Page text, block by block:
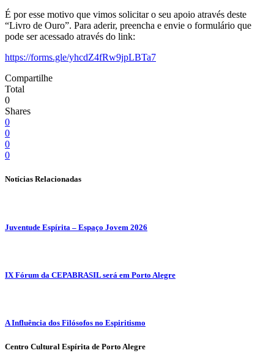
É por esse motivo que vimos solicitar o seu apoio através deste
“Livro de Ouro”. Para aderir, preencha e envie o formulário que
pode ser acessado através do link:
https://forms.gle/yhcdZ4fRw9jpLBTa7
Compartilhe
Total
0
Shares
0
0
0
0
Notícias Relacionadas
Juventude Espírita – Espaço Jovem 2026
IX Fórum da CEPABRASIL será em Porto Alegre
A Influência dos Filósofos no Espiritismo
Centro Cultural Espírita de Porto Alegre